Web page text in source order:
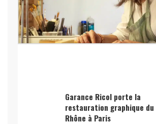
Garance Ricol porte la
restauration graphique du
Rhône à Paris